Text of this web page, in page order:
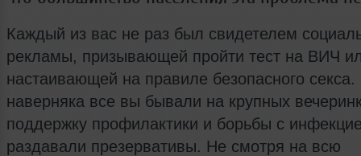
Каждый из вас не раз был свидетелем
рекламы, призывающей пройти тест на ВИЧ
настаивающей на правиле безопасного
наверняка все вы бывали на крупных
поддержку профилактики и борьбы с
раздавали презервативы. Не смотря на всю